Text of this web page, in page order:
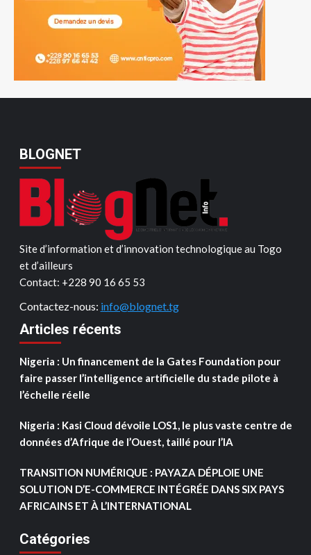
BLOGNET
Site d’information et d’innovation technologique au Togo
et d’ailleurs
Contact: ‪+228 90 16 65 53‬
Contactez-nous: info@blognet.tg
Articles récents
Nigeria : Un financement de la Gates Foundation pour
faire passer l’intelligence artificielle du stade pilote à
l’échelle réelle
Nigeria : Kasi Cloud dévoile LOS1, le plus vaste centre de
données d’Afrique de l’Ouest, taillé pour l’IA
TRANSITION NUMÉRIQUE : PAYAZA DÉPLOIE UNE
SOLUTION D’E-COMMERCE INTÉGRÉE DANS SIX PAYS
AFRICAINS ET À L’INTERNATIONAL
Catégories